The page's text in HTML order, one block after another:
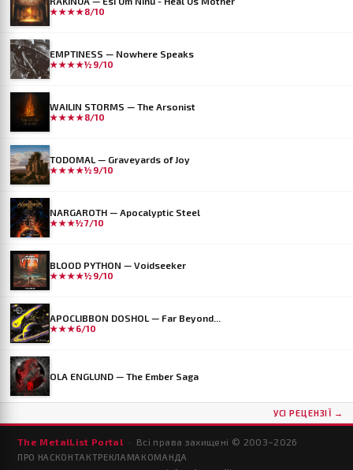
★★★★8/10
EMPTINESS — Nowhere Speaks
★★★★½ 9/10
WAILIN STORMS — The Arsonist
★★★★8/10
TODOMAL — Graveyards of Joy
★★★★½ 9/10
NARGAROTH — Apocalyptic Steel
★★★½7/10
BLOOD PYTHON — Voidseeker
★★★★½ 9/10
APOCLIBBON DOSHOL — Far Beyond...
★★★6/10
OLA ENGLUND — The Ember Saga
УСІ РЕЦЕНЗІЇ →
The MetalList Portal · Всі права захищені © 2003–2026
ПРО НАСКОНТАКТРЕКЛАМА КОМАНДА